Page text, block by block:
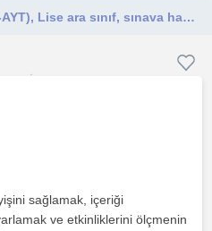
Biyoloji Özel Ders YKS ( TYT-AYT), Lise ara sınıf, sınava hazırlık, yazılıya hazırlık
artırırken ca...
sağlamak, içeriği
ve etkinliklerini ölçmenin